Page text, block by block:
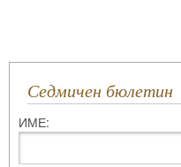
Седмичен бюлетин
ИМЕ: